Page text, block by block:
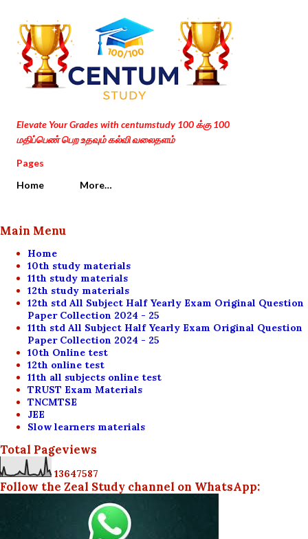
Skip to main content
Elevate Your Grades with centumstudy 100 க்கு 100
மதிப்பெண் பெற உதவும் கல்வி வலைதளம்
Pages
Home
More…
Main Menu
Home
10th study materials
11th study materials
12th study materials
12th std All Subject Half Yearly Exam Original Question
Paper Collection 2024 - 25
11th std All Subject Half Yearly Exam Original Question
Paper Collection 2024 - 25
10th Online test
12th online test
11th all subjects online test
TRUST Exam Materials
TNCMTSE
JEE
Slow learners materials
Total Pageviews
13647587
Follow the Zeal Study channel on WhatsApp: